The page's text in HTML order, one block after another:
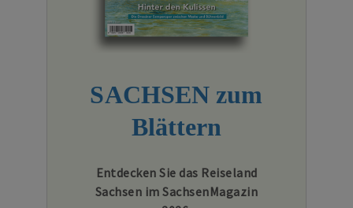
SACHSEN zum
Blättern
Entdecken Sie das Reiseland
Sachsen im SachsenMagazin